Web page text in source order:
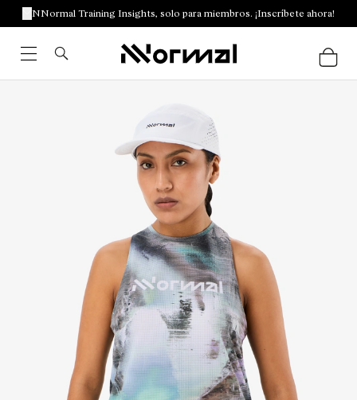
NNormal Training Insights, solo para miembros. ¡Inscríbete ahora!